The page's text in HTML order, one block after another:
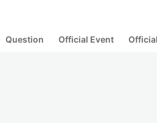
Question Official Event